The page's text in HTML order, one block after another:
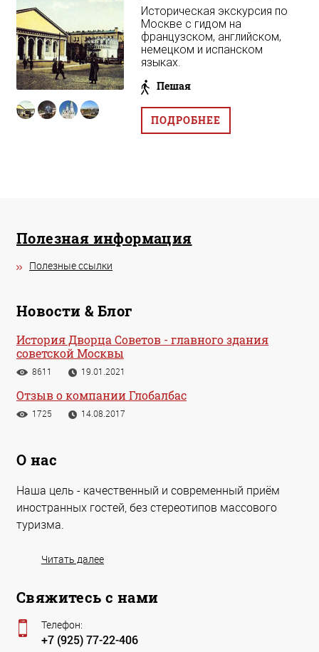
Историческая экскурсия по
Москве с гидом на
французском, английском,
немецком и испанском
языках.
Пешая
ПОДРОБНЕЕ
Полезная информация
Полезные ссылки
Новости & Блог
История Дворца Советов - главного здания
советской Москвы
8611 19.01.2021
Отзыв о компании Глобалбас
1725 14.08.2017
О нас
Наша цель - качественный и современный приём
иностранных гостей, без стереотипов массового
туризма.
Читать далее
Свяжитесь с нами
Телефон:
+7 (925) 77-22-406